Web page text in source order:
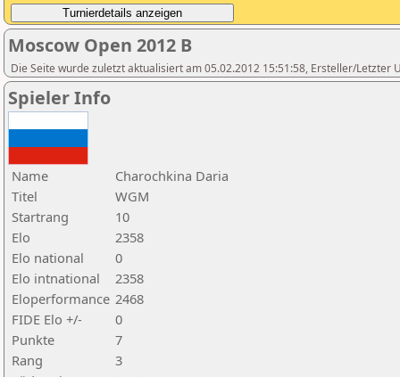
Moscow Open 2012 B
Die Seite wurde zuletzt aktualisiert am 05.02.2012 15:51:58, Ersteller/Letzter
Spieler Info
Name
Charochkina Daria
Titel
WGM
Startrang
10
Elo
2358
Elo national
0
Elo intnational
2358
Eloperformance 2468
FIDE Elo +/-
0
Punkte
7
Rang
3